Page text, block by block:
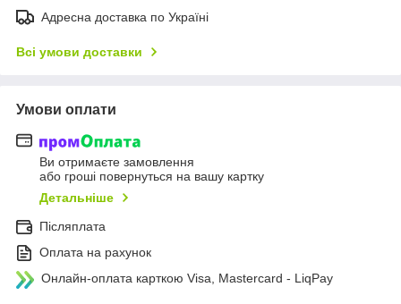
Адресна доставка по Україні
Всі умови доставки
Умови оплати
Ви отримаєте замовлення
або гроші повернуться на вашу картку
Детальніше
Післяплата
Оплата на рахунок
Онлайн-оплата карткою Visa, Mastercard - LiqPay